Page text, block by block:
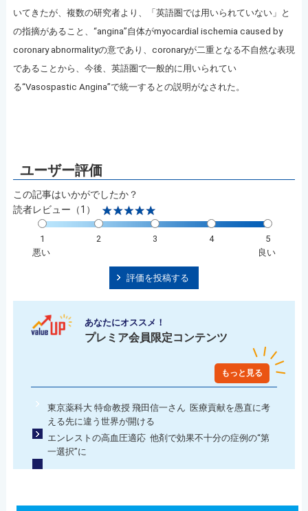
いてきたが、複数の研究者より、「英語圏では用いられていない」と
の指摘があること、“angina”自体がmyocardial ischemia caused by
coronary abnormalityの意であり、coronaryが二重となる不自然な表現
であることから、今後、英語圏で一般的に用いられてい
る“Vasospastic Angina”で統一するとの説明がなされた。
この記事はいかがでしたか？
読者レビュー（1）
1 2 3 4
5
悪い
良い
評価を投稿する
あなたにオススメ！
プレミア会員限定コンテンツ
もっと見る
東京薬科大 特命教授 飛田信一さん 医療貢献を愚直に考
える先に違う世界が開ける
エンレストの高血圧適応 他剤で効果不十分の症例の“第
一選択”に